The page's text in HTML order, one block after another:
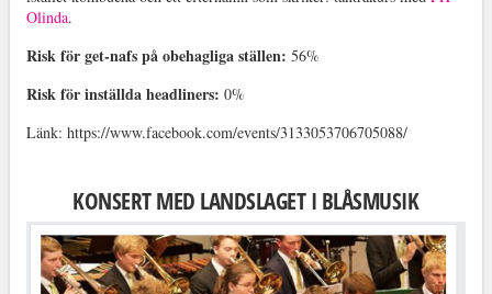
Olinda.
Risk för get-nafs på obehagliga ställen: 56%
Risk för inställda headliners: 0%
Länk: https://www.facebook.com/events/3133053706705088/
KONSERT MED LANDSLAGET I BLÅSMUSIK